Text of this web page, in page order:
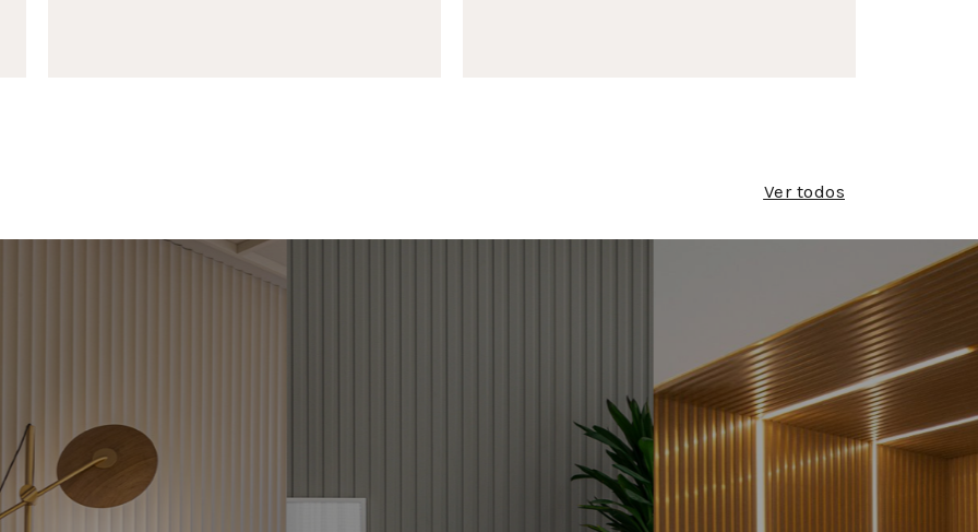
Ver todos
RIPADOS DE
RIPAS E